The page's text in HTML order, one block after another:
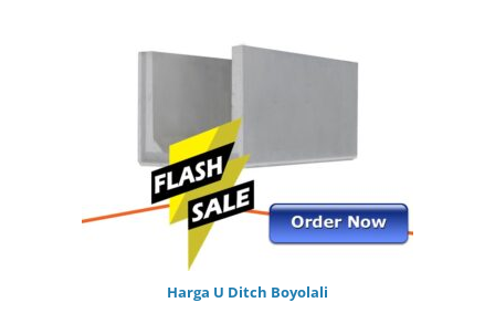
Harga U Ditch Boyolali